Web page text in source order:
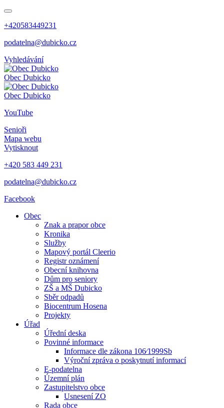
+420583449231
podatelna@dubicko.cz
Vyhledávání
Obec Dubicko
Obec Dubicko
YouTube
Senioři
Mapa webu
Vytisknout
+420 583 449 231
podatelna@dubicko.cz
Facebook
Obec
Znak a prapor obce
Kronika
Služby
Mapový portál Cleerio
Registr oznámení
Obecní knihovna
Dům pro seniory
ZŠ a MŠ Dubicko
Sběr odpadů
Biocentrum Hosena
Projekty
Úřad
Úřední deska
Povinné informace
Informace dle zákona 106⁄1999Sb
Výroční zpráva o poskytnutí informací
E-podatelna
Územní plán
Zastupitelstvo obce
Usnesení ZO
Rada obce